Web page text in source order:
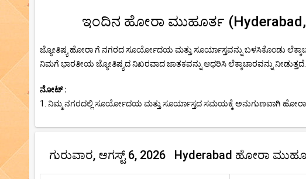
ಇಂದಿನ ಹೋರಾ ಮುಹೂರ್ತ (Hyderabad,
ಜ್ಯೋತಿಷ್ಯ ಹೋರಾ ಗೆ ನಗರದ ಸೂರ್ಯೋದಯ ಮತ್ತು ಸೂರ್ಯಾಸ್ತವನ್ನು ಬಳಸಿಕೊಂಡು
ನಿಮಗೆ ಭಾರತೀಯ ಜ್ಯೋತಿಷ್ಯದ ನಿಖರವಾದ ಜಾತಕವನ್ನು ಆಧರಿಸಿ ಲೆಕ್ಕಾಚಾರವನ್ನು ನೀಡುತ್ತದೆ.
ನೋಟ್ :
1. ನಿಮ್ಮ ನಗರದಲ್ಲಿ ಸೂರ್ಯೋದಯ ಮತ್ತು ಸೂರ್ಯಾಸ್ತದ ಸಮಯಕ್ಕೆ ಅನುಗುಣವಾಗಿ
ಗುರುವಾರ, ಆಗಸ್ಟ್ 6, 2026 Hyderabad ಹೋರಾ